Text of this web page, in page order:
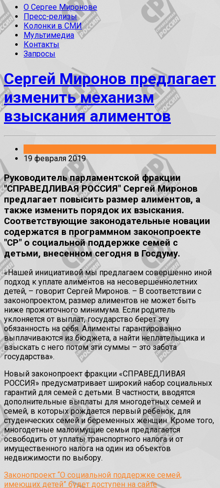
О Сергее Миронове
Пресс-релизы
Колонки в СМИ
Мультимедиа
Контакты
Запросы
Сергей Миронов предлагает
изменить механизм
взыскания алиментов
19 февраля 2019
Руководитель парламентской фракции
"СПРАВЕДЛИВАЯ РОССИЯ" Сергей Миронов
предлагает повысить размер алиментов, а
также изменить порядок их взыскания.
Соответствующие законодательные новации
содержатся в программном законопроекте
"СР" о социальной поддержке семей с
детьми, внесенном сегодня в Госдуму.
«Нашей инициативой мы предлагаем совершенно иной
подход к уплате алиментов на несовершеннолетних
детей, – говорит Сергей Миронов. – В соответствии с
законопроектом, размер алиментов не может быть
ниже прожиточного минимума. Если родитель
уклоняется от выплат, государство берет эту
обязанность на себя. Алименты гарантированно
выплачиваются из бюджета, а найти неплательщика и
взыскать с него потом эти суммы – это забота
государства».
Новый законопроект фракции «СПРАВЕДЛИВАЯ
РОССИЯ» предусматривает широкий набор социальных
гарантий для семей с детьми. В частности, вводятся
дополнительные выплаты для многодетных семей и
семей, в которых рождается первый ребенок, для
студенческих семей и беременных женщин. Кроме того,
многодетные малоимущие семьи предлагается
освободить от уплаты транспортного налога и от
имущественного налога на один из объектов
недвижимости по выбору.
Законопроект “О социальной поддержке семей,
имеющих детей” будет доступен на сайте